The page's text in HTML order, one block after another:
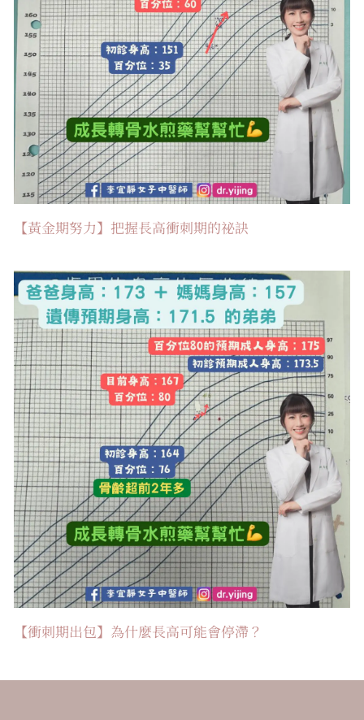
【黃金期努力】把握長高衝刺期的祕訣
【衝刺期出包】為什麼長高可能會停滯？